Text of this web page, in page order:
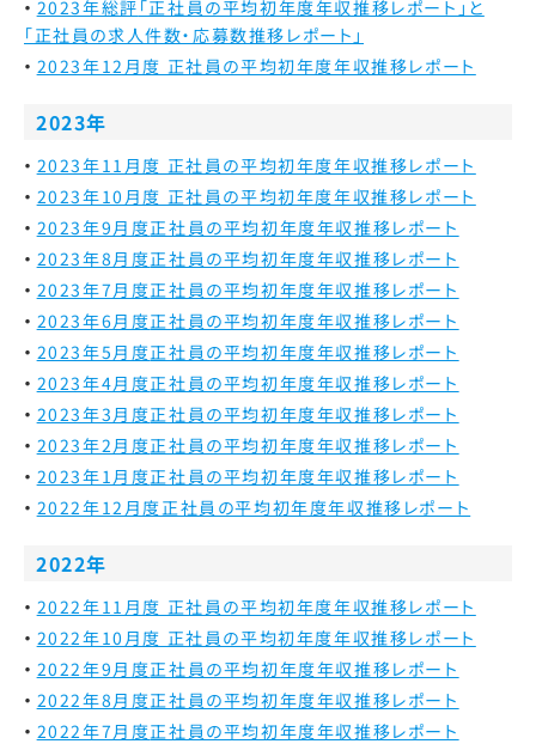
2023年総評 「正社員の平均初年度年収推移レポート」と
「正社員の求人件数・応募数推移レポート」
2023年12月度 正社員の平均初年度年収推移レポート
2023年
2023年11月度 正社員の平均初年度年収推移レポート
2023年10月度 正社員の平均初年度年収推移レポート
2023年9月度正社員の平均初年度年収推移レポート
2023年8月度正社員の平均初年度年収推移レポート
2023年7月度正社員の平均初年度年収推移レポート
2023年6月度正社員の平均初年度年収推移レポート
2023年5月度正社員の平均初年度年収推移レポート
2023年4月度正社員の平均初年度年収推移レポート
2023年3月度正社員の平均初年度年収推移レポート
2023年2月度正社員の平均初年度年収推移レポート
2023年1月度正社員の平均初年度年収推移レポート
2022年12月度正社員の平均初年度年収推移レポート
2022年
2022年11月度 正社員の平均初年度年収推移レポート
2022年10月度 正社員の平均初年度年収推移レポート
2022年9月度正社員の平均初年度年収推移レポート
2022年8月度正社員の平均初年度年収推移レポート
2022年7月度正社員の平均初年度年収推移レポート